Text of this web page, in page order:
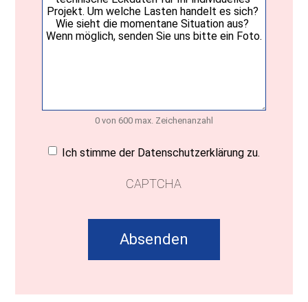
0 von 600 max. Zeichenanzahl
Einwilligung(erforderlich)
Ich stimme der Datenschutzerklärung zu.
CAPTCHA